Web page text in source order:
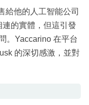
給他的人工智能公司
的實體，但這引發
。Yaccarino 在平台
的深切感激，並對